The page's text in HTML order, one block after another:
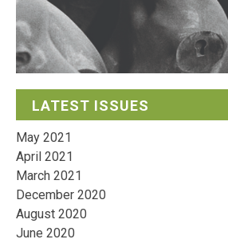
LATEST ISSUES
May 2021
April 2021
March 2021
December 2020
August 2020
June 2020